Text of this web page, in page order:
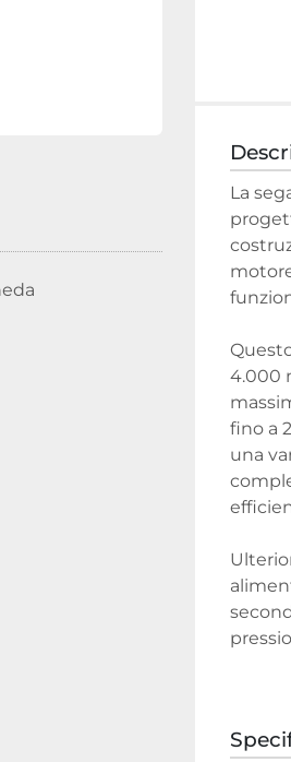
La
4.000
fino a
una
e il